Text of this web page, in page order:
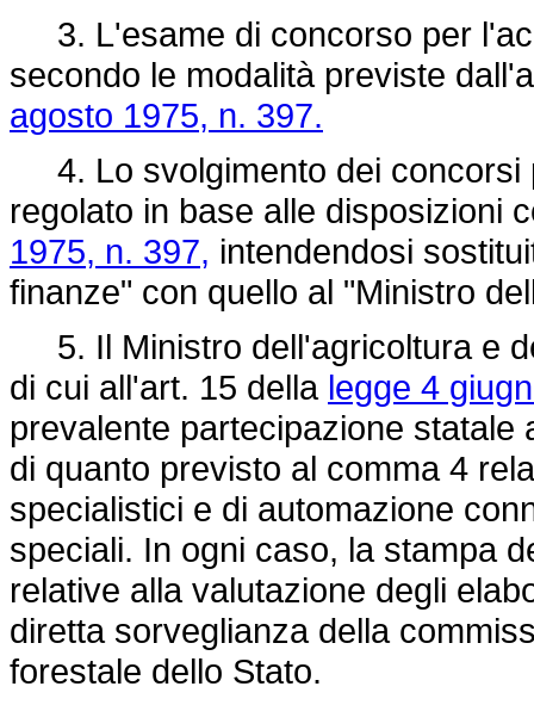
3. L'esame di concorso per
secondo le modalità previste
agosto 1975, n. 397.
4. Lo svolgimento dei concorsi
regolato in base alle disposizioni
1975, n. 397, intendendosi
finanze" con quello al "Ministro
5. Il Ministro dell'agricoltura e
di cui all'art. 15 della legge 4
prevalente partecipazione
di quanto previsto al comma 4
specialistici e di automazione
speciali. In ogni caso, la stampa
relative alla valutazione degli
diretta sorveglianza della
forestale dello Stato.